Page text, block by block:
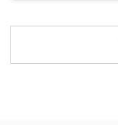
ン教授シリーズ最新作「
ラマ化をNetflixが進めて
は、当サイトで以前お伝